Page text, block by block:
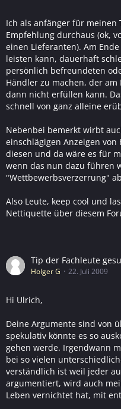
Ich als anfänger für
Empfehlung durchaus (ok,
einen Lieferanten). Am
leisten kann, dauerhaft
persönlich befreundeten
Händler zu machen, der
dann nicht erfüllen kann.
schnell von ganz alleine
Nebenbei bemerkt wirbt
einschlägigen Anzeigen
diesen und da wäre es für
wenn das nun dazu führen
"Wettbewerbsverzerrung"
Also Leute, keep cool und
Nettiquette über diesem
Tip der Fachleute
Holger G 22. Juli 2009
Hi Ulrich,
Deine Argumente sind von
spekulativ könnte es so
gehen werde. Irgendwann
bei so vielen
verständlich ist weil jeder
argumentiert, wird auch
Leben vernichtet hat, mit